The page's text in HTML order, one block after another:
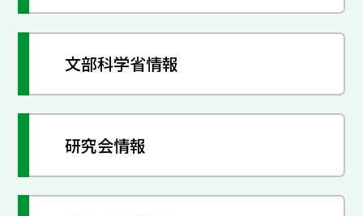
文部科学省情報
研究会情報